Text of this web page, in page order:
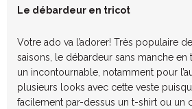
Le débardeur en tricot
Votre ado va l’adorer! Très populaire
saisons, le débardeur sans manche en
un incontournable, notamment pour
plusieurs looks avec cette veste
facilement par-dessus un t-shirt ou un